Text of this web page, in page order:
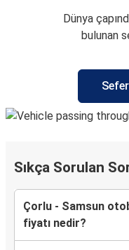
Dünya
bulunan
Sıkça Sorulan
Çorlu - Samsun
fiyatı nedir?